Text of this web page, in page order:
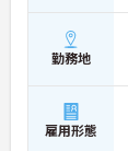
勤務地
雇用形態